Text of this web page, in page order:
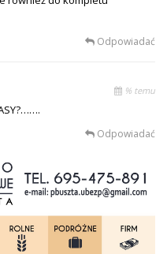
Odpowiadać
% temu
Odpowiadać